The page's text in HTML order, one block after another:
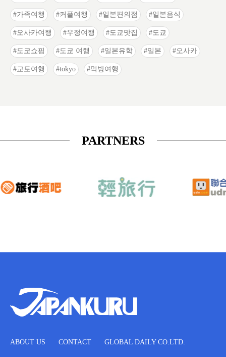
가족여행 커플여행 일본편의점 일본음식
오사카여행 우정여행 도쿄맛집 도쿄
도쿄쇼핑 도쿄 여행 일본유학 일본 오사카
교토여행 tokyo 먹방여행
PARTNERS
ABOUT US CONTACT GLOBAL DAILY CO.LTD.